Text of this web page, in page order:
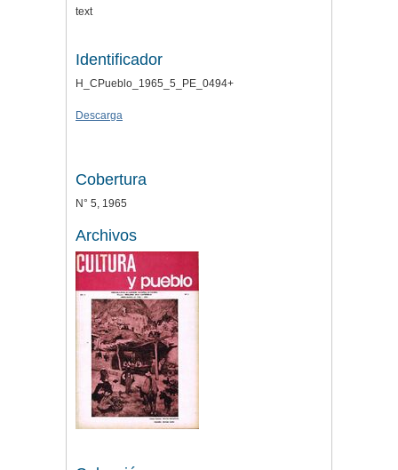
text
Identificador
H_CPueblo_1965_5_PE_0494+
Descarga
Cobertura
N° 5, 1965
Archivos